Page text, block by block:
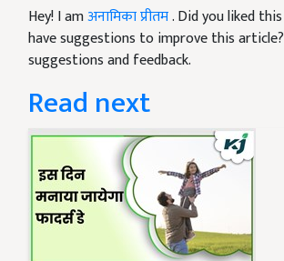
Hey! I amअनामिका प्रीतम. Did you liked
have suggestions to improve this article?
suggestions and feedback.
Read next